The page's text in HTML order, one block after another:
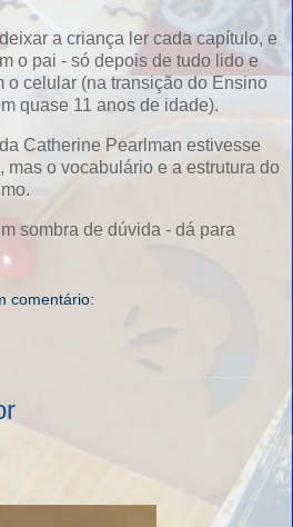
a criança ler cada capítulo, e
o pai - só depois de tudo lido e
o celular (na transição do Ensino
quase 11 anos de idade).
Catherine Pearlman estivesse
mas o vocabulário e a estrutura do
sombra de dúvida - dá para
comentário: